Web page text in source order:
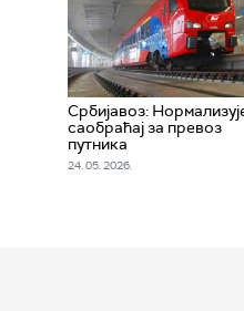
Србијавоз:
саобраћај за превоз
путника
24. 05. 2026.